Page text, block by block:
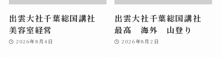
出雲大社千葉総国講社
美容室経営
2026年8月4日
出雲大社千葉総国講社
最高 海外 山登り
2026年8月2日